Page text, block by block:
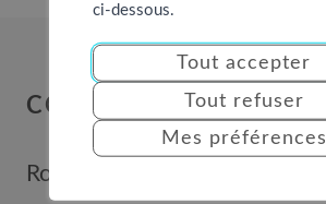
COMMUNE DE NENDAZ
Route de Nendaz 352
ci-dessous.
Tout accepter
Tout refuser
Mes préférences